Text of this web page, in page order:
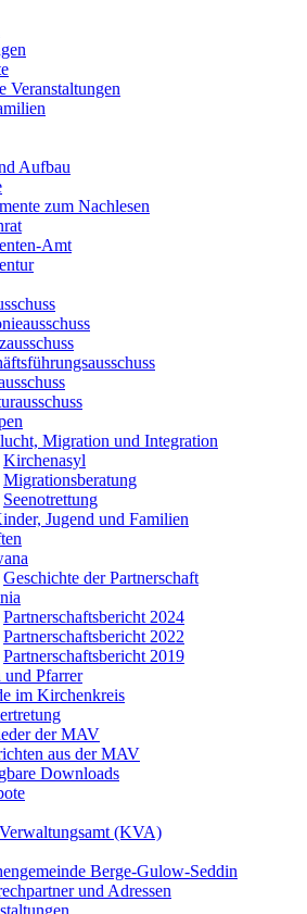
Veranstaltungen
Aufbau
zum Nachlesen
Amt
Migration und Integration
Kirchenasyl
Migrationsberatung
Seenotrettung
Jugend und Familien
Geschichte der Partnerschaft
Partnerschaftsbericht 2024
Partnerschaftsbericht 2022
Partnerschaftsbericht 2019
und Pfarrer
im Kirchenkreis
der MAV
aus der MAV
Downloads
(KVA)
Berge-Gulow-Seddin
und Adressen